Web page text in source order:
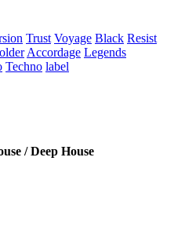
Trust Voyage Black Resist
Accordage Legends
Techno label
/ Deep House